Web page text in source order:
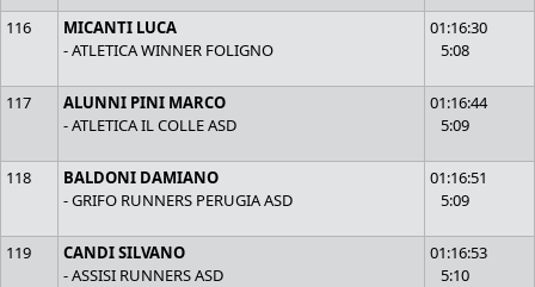
116
MICANTI LUCA
- ATLETICA WINNER FOLIGNO
01:16:30
5:08
117
ALUNNI PINI MARCO
- ATLETICA IL COLLE ASD
01:16:44
5:09
118
BALDONI DAMIANO
- GRIFO RUNNERS PERUGIA ASD
01:16:51
5:09
119
CANDI SILVANO
- ASSISI RUNNERS ASD
01:16:53
5:10